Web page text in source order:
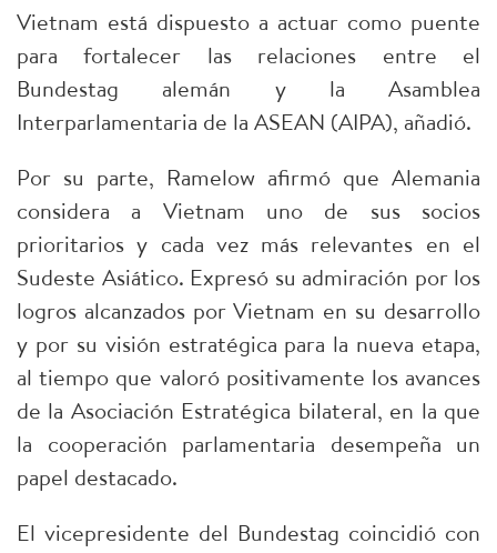
Vietnam está dispuesto a actuar como puente
para fortalecer las relaciones entre el
Bundestag alemán y la Asamblea
Interparlamentaria de la ASEAN (AIPA), añadió.
Por su parte, Ramelow afirmó que Alemania
considera a Vietnam uno de sus socios
prioritarios y cada vez más relevantes en el
Sudeste Asiático. Expresó su admiración por los
logros alcanzados por Vietnam en su desarrollo
y por su visión estratégica para la nueva etapa,
al tiempo que valoró positivamente los avances
de la Asociación Estratégica bilateral, en la que
la cooperación parlamentaria desempeña un
papel destacado.
El vicepresidente del Bundestag coincidió con